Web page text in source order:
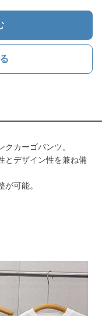
カーゴパンツ。
とデザイン性を兼ね備
可能。